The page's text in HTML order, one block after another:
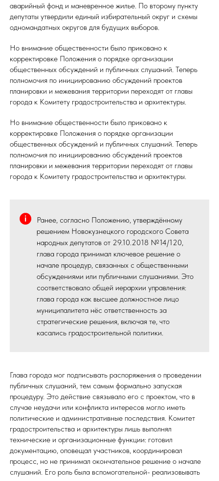
аварийный фонд и маневренное жилье. По второму пункту
депутаты утвердили единый избирательный округ и схемы
одномандатных округов для будущих выборов.
Но внимание общественности было приковано к
корректировке Положения о порядке организации
общественных обсуждений и публичных слушаний. Теперь
полномочия по инициированию обсуждений проектов
планировки и межевания территории переходят от главы
города к Комитету градостроительства и архитектуры.
Но внимание общественности было приковано к
корректировке Положения о порядке организации
общественных обсуждений и публичных слушаний. Теперь
полномочия по инициированию обсуждений проектов
планировки и межевания территории переходят от главы
города к Комитету градостроительства и архитектуры.
Ранее, согласно Положению, утверждённому
решением Новокузнецкого городского Совета
народных депутатов от 29.10.2018 №14/120,
глава города принимал ключевое решение о
начале процедур, связанных с общественными
обсуждениями или публичными слушаниями. Это
соответствовало общей иерархии управления:
глава города как высшее должностное лицо
муниципалитета нёс ответственность за
стратегические решения, включая те, что
касались градостроительной политики.
Глава города мог подписывать распоряжения о проведении
публичных слушаний, тем самым формально запуская
процедуру. Это действие связывало его с проектом, что в
случае неудачи или конфликта интересов могло иметь
политические и административные последствия. Комитет
градостроительства и архитектуры лишь выполнял
технические и организационные функции: готовил
документацию, оповещал участников, координировал
процесс, но не принимал окончательное решение о начале
слушаний. Его роль была вспомогательной- реализовывать